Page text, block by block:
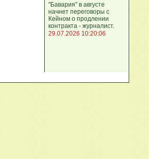
"Бавария" в августе
начнет переговоры с
Кейном о продлении
контракта - журналист.
29.07.2026 10:20:06